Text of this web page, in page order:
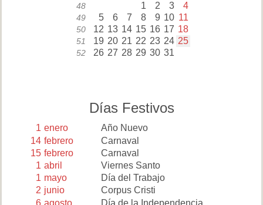
48 1 2 3 4
49 5 6 7 8 9 10 11
50 12 13 14 15 16 17 18
51 19 20 21 22 23 24 25
52 26 27 28 29 30 31
Días Festivos
1 enero
Año Nuevo
14 febrero
Carnaval
15 febrero
Carnaval
1 abril
Viernes Santo
1 mayo
Día del Trabajo
2 junio
Corpus Cristi
6 agosto
Día de la Independencia